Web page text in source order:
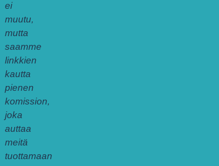
ei
muutu,
mutta
saamme
linkkien
kautta
pienen
komission,
joka
auttaa
meitä
tuottamaan